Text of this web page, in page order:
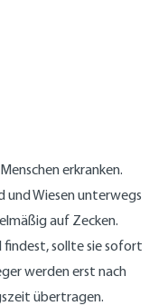
erkranken.
und Wiesen unterwegs
auf Zecken.
findest, sollte sie sofort
werden erst nach
übertragen.